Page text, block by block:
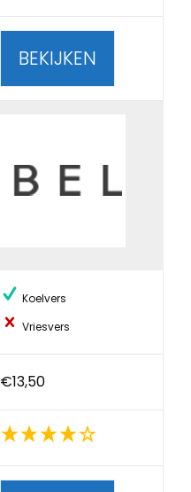
BEKIJKEN
Koelvers
Vriesvers
€13,50